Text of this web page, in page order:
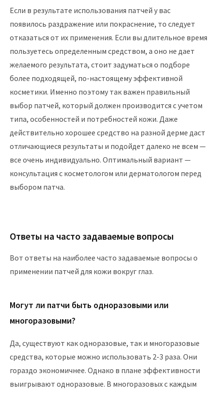
Если в результате использования патчей у вас
появилось раздражение или покраснение, то следует
отказаться от их применения. Если вы длительное время
пользуетесь определенным средством, а оно не дает
желаемого результата, стоит задуматься о подборе
более подходящей, по-настоящему эффективной
косметики. Именно поэтому так важен правильный
выбор патчей, который должен производится с учетом
типа, особенностей и потребностей кожи. Даже
действительно хорошее средство на разной дерме даст
отличающиеся результаты и подойдет далеко не всем —
все очень индивидуально. Оптимальный вариант —
консультация с косметологом или дерматологом перед
выбором патча.
Ответы на часто задаваемые вопросы
Вот ответы на наиболее часто задаваемые вопросы о
применении патчей для кожи вокруг глаз.
Могут ли патчи быть одноразовыми или
многоразовыми?
Да, существуют как одноразовые, так и многоразовые
средства, которые можно использовать 2-3 раза. Они
гораздо экономичнее. Однако в плане эффективности
выигрывают одноразовые. В многоразовых с каждым